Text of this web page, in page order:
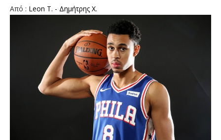
Aπό : Leon T. - Δημήτρης Χ.